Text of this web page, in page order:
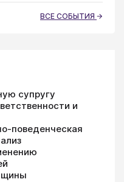
ВСЕ СОБЫТИЯ
супругу
и
поведенческая